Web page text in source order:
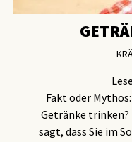
Fakt oder
Getränke
sagt, dass Sie im